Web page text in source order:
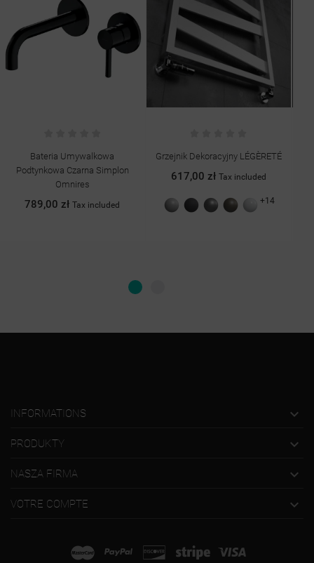
Bateria Umywalkowa
Podtynkowa Czarna Simplon
Omnires
789,00 złTax included
Grzejnik Dekoracyjny LÉGÈRETÉ
617,00 zł Tax included
Szary
struktura
GrafitAntracyt
struktura
Quartz
II
Biały
połysk
+14
INFORMATIONS 
PRODUKTY 
NASZA FIRMA 
VOTRE COMPTE 